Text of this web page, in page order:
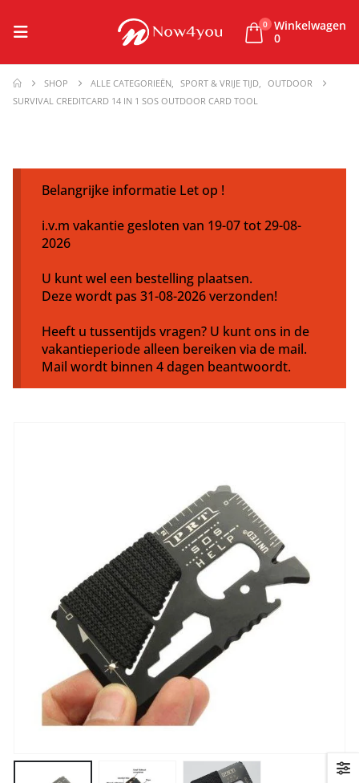
0 Winkelwagen
0
SHOP ALLE CATEGORIEËN, SPORT & VRIJE TIJD,
OUTDOOR
SURVIVAL CREDITCARD 14 IN 1 SOS OUTDOOR CARD TOOL
Belangrijke informatie Let op !
i.v.m vakantie gesloten van 19-07 tot 29-08-
2026
U kunt wel een bestelling plaatsen.
Deze wordt pas 31-08-2026 verzonden!
Heeft u tussentijds vragen? U kunt ons in de
vakantieperiode alleen bereiken via de mail.
Mail wordt binnen 4 dagen beantwoordt.